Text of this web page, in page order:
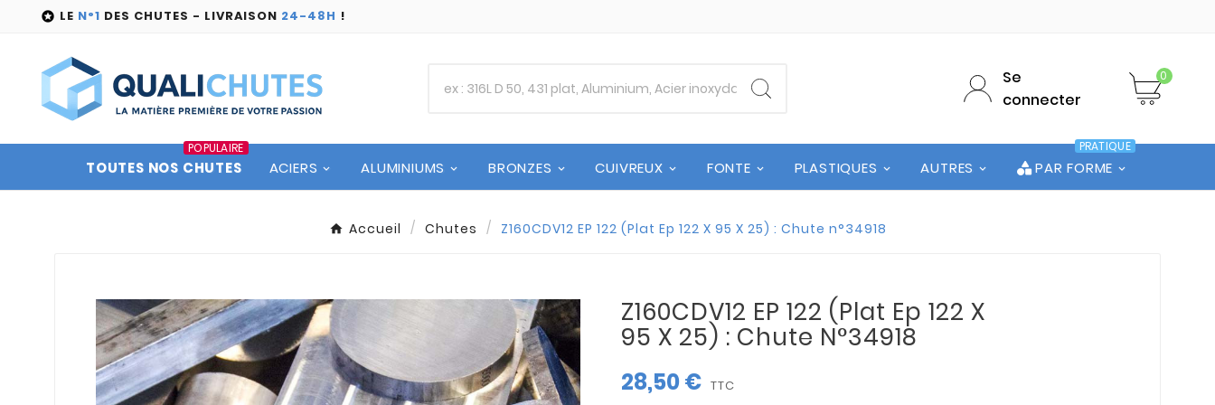
 LE N°1 DES CHUTES - LIVRAISON 24-48H !
Se
connecter
0
TOUTES NOS CHUTES
POPULAIRE
ACIERS ALUMINIUMS BRONZES CUIVREUX FONTE PLASTIQUES AUTRES PAR FORME
PRATIQUE
Accueil Chutes Z160CDV12 EP 122 (Plat Ep 122 X 95 X 25) : Chute n°34918
Z160CDV12 EP 122 (Plat Ep 122 X
95 X 25) : Chute N°34918
28,50 € TTC